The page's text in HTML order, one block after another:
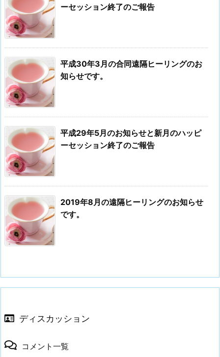
ーセッション終了のご報告
平成30年3月の合同遠隔ヒーリングのお
知らせです。
平成29年5月のお知らせと新月のハッピ
ーセッション終了のご報告
2019年8月の遠隔ヒーリングのお知らせ
です。
ディスカッション
コメント一覧